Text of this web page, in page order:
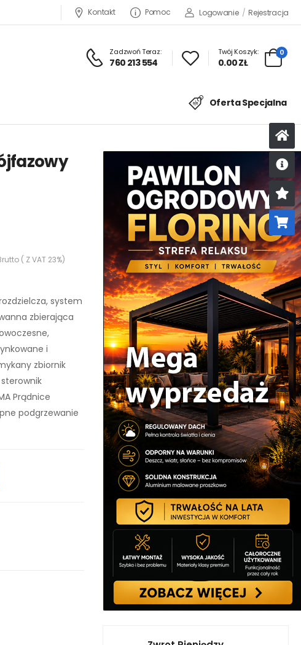
Kontakt Pomoc Logowanie / Rejestracja
Zadzwoń Teraz:
760 213 554
Twój Koszyk:
0.00 ZŁ
0
Oferta Specjalna
( Z VAT 23%)
system
zbierająca
i
zbiornik
Prądnice
podgrzewanie